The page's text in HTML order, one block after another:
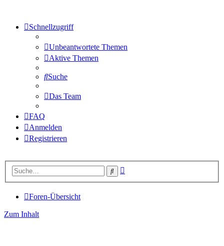
Schnellzugriff
Unbeantwortete Themen
Aktive Themen
Suche
Das Team
FAQ
Anmelden
Registrieren
Suche
Foren-Übersicht
Zum Inhalt